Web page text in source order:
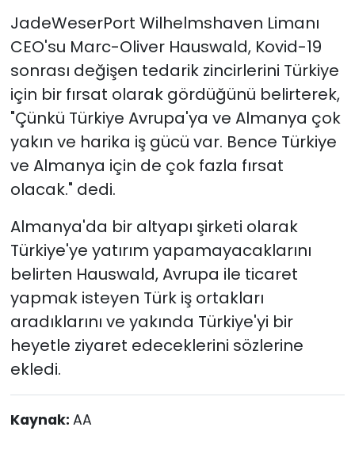
JadeWeserPort Wilhelmshaven Limanı
CEO'su Marc-Oliver Hauswald, Kovid-19
sonrası değişen tedarik zincirlerini Türkiye
için bir fırsat olarak gördüğünü belirterek,
"Çünkü Türkiye Avrupa'ya ve Almanya çok
yakın ve harika iş gücü var. Bence Türkiye
ve Almanya için de çok fazla fırsat
olacak." dedi.
Almanya'da bir altyapı şirketi olarak
Türkiye'ye yatırım yapamayacaklarını
belirten Hauswald, Avrupa ile ticaret
yapmak isteyen Türk iş ortakları
aradıklarını ve yakında Türkiye'yi bir
heyetle ziyaret edeceklerini sözlerine
ekledi.
Kaynak: AA